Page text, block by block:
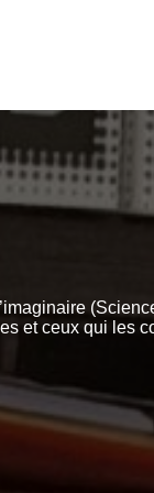
et ceux qui les